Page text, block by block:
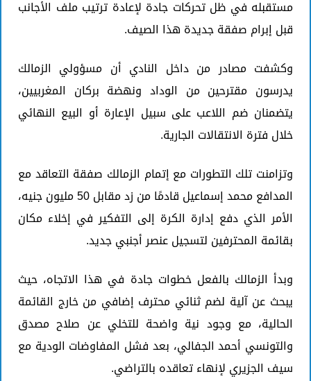
مستقبله في ظل تحركات جادة لإعادة ترتيب ملف الأجانب
قبل إبرام صفقة جديدة هذا الصيف.
وكشفت مصادر من داخل النادي أن مسؤولي الزمالك
يدرسون مقترحين من الوداد ونهضة بركان المغربيين،
يتضمنان ضم اللاعب على سبيل الإعارة أو البيع النهائي
خلال فترة الانتقالات الجارية.
وتزامنت تلك التطورات مع إتمام الزمالك صفقة التعاقد مع
المدافع محمد إسماعيل قادمًا من زد مقابل 50 مليون جنيه،
الأمر الذي دفع إدارة الكرة إلى التفكير في إخلاء مكان
بقائمة المحترفين لتسجيل عنصر أجنبي جديد.
وبدأ الزمالك بالفعل خطوات جادة في هذا الاتجاه، حيث
يبحث عن آلية لضم ثنائي محترف إضافي من خارج القائمة
الحالية، مع وجود نية واضحة للتخلي عن صلاح مصدق
والتونسي أحمد الجفالي، بعد فشل المفاوضات الودية مع
سيف الجزيري لإنهاء تعاقده بالتراضي.